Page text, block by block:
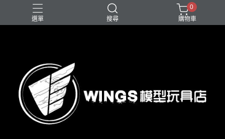
選單 搜尋
0
購物車